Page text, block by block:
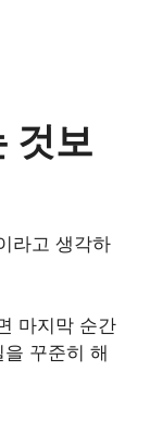
것보
라고 생각하
마지막 순간
꾸준히 해